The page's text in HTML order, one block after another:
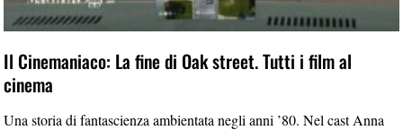
Il Cinemaniaco: La fine di Oak street. Tutti i film al
cinema
Una storia di fantascienza ambientata negli anni ’80. Nel cast Anna